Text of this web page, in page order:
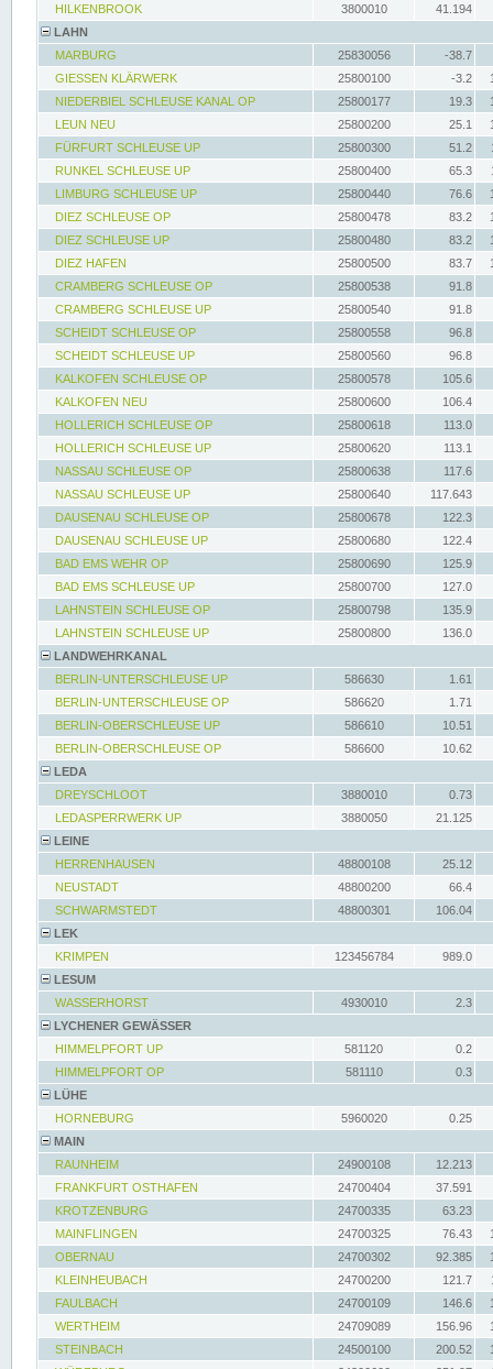
HILKENBROOK
3800010
41.194
LAHN
MARBURG
25830056
-38.7
GIESSEN KLÄRWERK
25800100 -3.2
NIEDERBIEL SCHLEUSE KANAL OP
25800177 19.3
LEUN NEU
25800200 25.1
FÜRFURT SCHLEUSE UP
25800300 51.2
RUNKEL SCHLEUSE UP
25800400 65.3
LIMBURG SCHLEUSE UP
25800440 76.6
DIEZ SCHLEUSE OP
25800478 83.2
DIEZ SCHLEUSE UP
25800480 83.2
DIEZ HAFEN
25800500 83.7
CRAMBERG SCHLEUSE OP
25800538
91.8
CRAMBERG SCHLEUSE UP
25800540
91.8
SCHEIDT SCHLEUSE OP
25800558
96.8
SCHEIDT SCHLEUSE UP
25800560
96.8
KALKOFEN SCHLEUSE OP
25800578
105.6
KALKOFEN NEU
25800600
106.4
HOLLERICH SCHLEUSE OP
25800618
113.0
HOLLERICH SCHLEUSE UP
25800620
113.1
NASSAU SCHLEUSE OP
25800638
117.6
NASSAU SCHLEUSE UP
25800640
117.643
DAUSENAU SCHLEUSE OP
25800678
122.3
DAUSENAU SCHLEUSE UP
25800680
122.4
BAD EMS WEHR OP
25800690
125.9
BAD EMS SCHLEUSE UP
25800700
127.0
LAHNSTEIN SCHLEUSE OP
25800798
135.9
LAHNSTEIN SCHLEUSE UP
25800800
136.0
LANDWEHRKANAL
BERLIN-UNTERSCHLEUSE UP
586630
1.61
BERLIN-UNTERSCHLEUSE OP
586620
1.71
BERLIN-OBERSCHLEUSE UP
586610
10.51
BERLIN-OBERSCHLEUSE OP
586600
10.62
LEDA
DREYSCHLOOT
3880010
0.73
LEDASPERRWERK UP
3880050
21.125
LEINE
HERRENHAUSEN
48800108
25.12
NEUSTADT
48800200
66.4
SCHWARMSTEDT
48800301
106.04
LEK
KRIMPEN
123456784
989.0
LESUM
WASSERHORST
4930010
2.3
LYCHENER GEWÄSSER
HIMMELPFORT UP
581120
0.2
HIMMELPFORT OP
581110
0.3
LÜHE
HORNEBURG
5960020
0.25
MAIN
RAUNHEIM
24900108
12.213
FRANKFURT OSTHAFEN
24700404
37.591
KROTZENBURG
24700335
63.23
MAINFLINGEN
24700325 76.43
OBERNAU
24700302 92.385
KLEINHEUBACH
24700200 121.7
FAULBACH
24700109 146.6
WERTHEIM
24709089 156.96
STEINBACH
24500100 200.52